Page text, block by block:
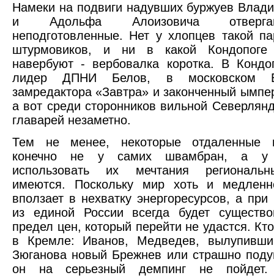
Намеки на подвиги надувших буржуев
и Адольфа Алоизовича
неподготовленные. Нет у хлопцев такой
штурмовиков, и ни в какой
навербуют - вербовалка коротка. В
лидер ДПНИ Белов, в московском
замредактора «Завтра» и законченный
а вот среди сторонников вильной
главарей незаметно.
Тем не менее, некоторые отдаленные
конечно не у самих швамбран, а у
использовать их мечтания
имеются. Поскольку мир хоть и
вползает в нехватку энергоресурсов, а при
из единой России всегда будет
предел цен, который перейти не удастся.
в Кремле: Иванов, Медведев,
Зюганова новый Брежнев или страшно
он на серьезный демпинг не